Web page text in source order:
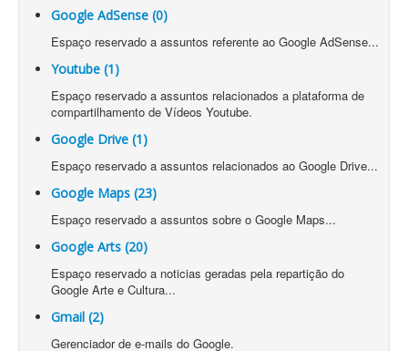
Google AdSense (0)
Espaço reservado a assuntos referente ao Google AdSense...
Youtube (1)
Espaço reservado a assuntos relacionados a plataforma de
compartilhamento de Vídeos Youtube.
Google Drive (1)
Espaço reservado a assuntos relacionados ao Google Drive...
Google Maps (23)
Espaço reservado a assuntos sobre o Google Maps...
Google Arts (20)
Espaço reservado a noticias geradas pela repartição do
Google Arte e Cultura...
Gmail (2)
Gerenciador de e-mails do Google.